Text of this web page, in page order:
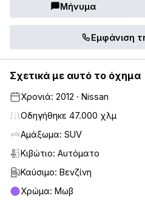
Μήνυμα
Εμφάνιση
Σχετικά με αυτό το όχημα
Χρονιά: 2012 · Nissan
Οδηγήθηκε 47.000 χλμ
Αμάξωμα: SUV
Κιβώτιο: Αυτόματο
Καύσιμο: Βενζίνη
Χρώμα: Μωβ